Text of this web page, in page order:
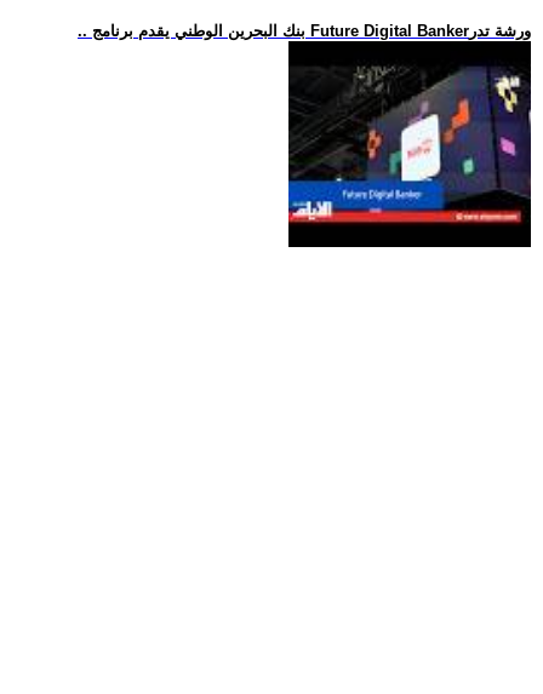
.. بنك البحرين الوطني يقدم برنامج Future Digital Bankerورشة تدر